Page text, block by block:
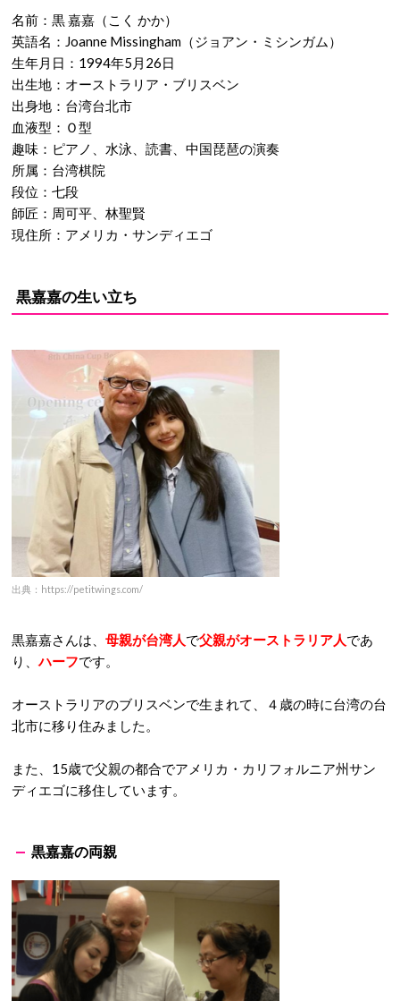
名前：黒 嘉嘉（こく かか）
英語名：Joanne Missingham（ジョアン・ミシンガム）
生年月日：1994年5月26日
出生地：オーストラリア・ブリスベン
出身地：台湾台北市
血液型：Ｏ型
趣味：ピアノ、水泳、読書、中国琵琶の演奏
所属：台湾棋院
段位：七段
師匠：周可平、林聖賢
現住所：アメリカ・サンディエゴ
黒嘉嘉の生い立ち
出典：https://petitwings.com/
黒嘉嘉さんは、 母親が台湾人で父親がオーストラリア人であ
り、ハーフです。
オーストラリアのブリスベンで生まれて、４歳の時に台湾の台
北市に移り住みました。
また、15歳で父親の都合でアメリカ・カリフォルニア州サン
ディエゴに移住しています。
黒嘉嘉の両親